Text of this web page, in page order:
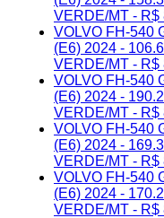
VERDE/MT - R$
VOLVO FH-540
(E6) 2024 -
VERDE/MT - R$
VOLVO FH-540
(E6) 2024 -
VERDE/MT - R$
VOLVO FH-540
(E6) 2024 -
VERDE/MT - R$
VOLVO FH-540
(E6) 2024 -
VERDE/MT - R$